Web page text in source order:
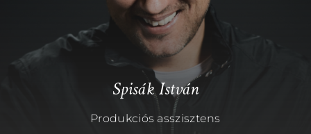
PROGRAMISMERTETŐ
ALPROGRAMOK:
Spisák István
Produkciós asszisztens